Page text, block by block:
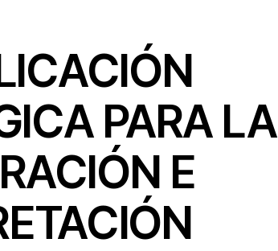
PARA LA
E